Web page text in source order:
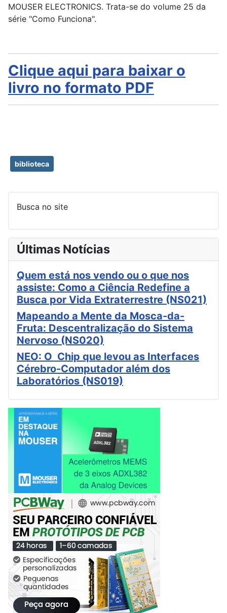
MOUSER ELECTRONICS. Trata-se do volume 25 da
série "Como Funciona".
Clique aqui para baixar o
livro no formato PDF
biblioteca
Busca no site
Últimas Notícias
Quem está nos vendo ou o que nos
assiste: Como a Ciência Redefine a
Busca por Vida Extraterrestre (NS021)
Mapeando a Mente da Mosca-da-
Fruta: Descentralização do Sistema
Nervoso (NS020)
NEO: O Chip que levou as Interfaces
Cérebro-Computador além dos
Laboratórios (NS019)